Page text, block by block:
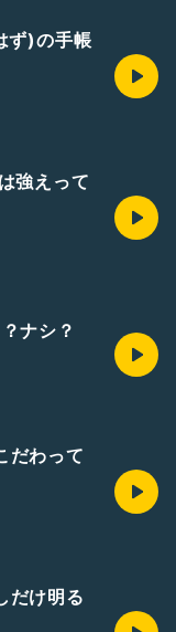
ず)の手帳
強えって
ナシ？
だわって
だけ明る